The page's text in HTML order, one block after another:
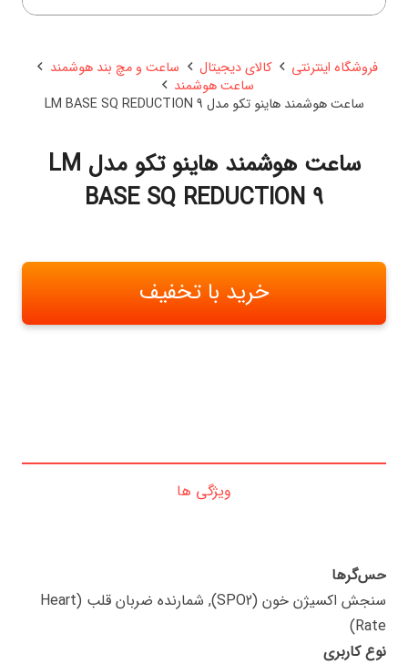
فروشگاه اینترنتی کالای دیجیتال
ساعت و مچ بند هوشمند
ساعت هوشمند
ساعت هوشمند هاینو تکو مدل LM BASE SQ REDUCTION 9
ساعت هوشمند هاینو تکو مدل LM
BASE SQ REDUCTION 9
خرید با تخفیف
ویژگی ها
حس‌گرها
سنجش اکسیژن خون (SPO2), شمارنده ضربان قلب (Heart
Rate)
نوع کاربری